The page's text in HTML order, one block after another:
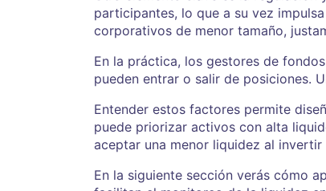
participantes, lo que a su vez
corporativos de menor tamaño,
En la práctica, los gestores de
pueden entrar o salir de posiciones.
Entender estos factores permite
puede priorizar activos con alta
aceptar una menor liquidez al
En la siguiente sección verás cómo